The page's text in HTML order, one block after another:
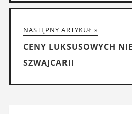
NASTĘPNY ARTYKUŁ »
CENY LUKSUSOWYCH
SZWAJCARII